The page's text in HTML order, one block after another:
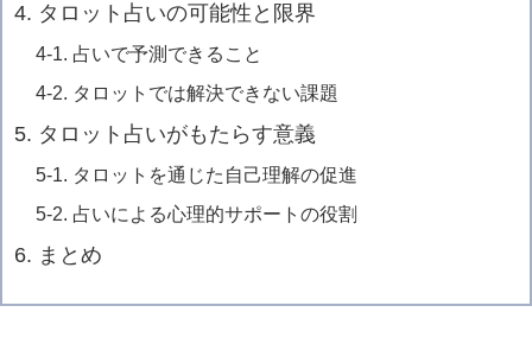
4. タロット占いの可能性と限界
4-1. 占いで予測できること
4-2. タロットでは解決できない課題
5. タロット占いがもたらす意義
5-1. タロットを通じた自己理解の促進
5-2. 占いによる心理的サポートの役割
6. まとめ